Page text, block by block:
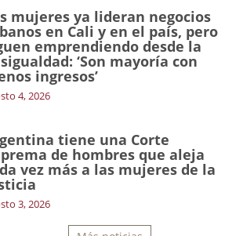
mujeres ya lideran negocios
en Cali y en el país, pero
emprendiendo desde la
‘Son mayoría con
ingresos’
4, 2026
tiene una Corte
de hombres que aleja
vez más a las mujeres de la
3, 2026